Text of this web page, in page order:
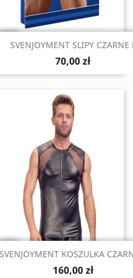
Szybki podgląd
SVENJOYMENT SLIPY CZARNE
70,00 zł
Szybki podgląd
SVENJOYMENT KOSZULKA
160,00 zł